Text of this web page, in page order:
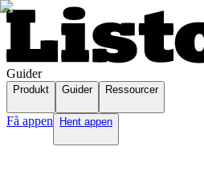
Guider
Produkt Guider Ressourcer
Få appen Hent appen